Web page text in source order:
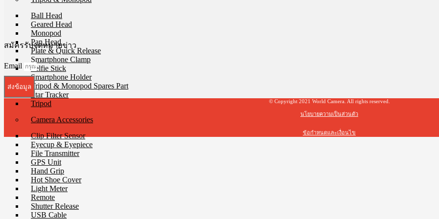
Ball Head
Geared Head
Monopod
Pan Head
Plate & Quick Release
Smartphone Clamp
Selfie Stick
Smartphone Holder
Tripod & Monopod Spares Part
Star Tracker
Tripod
Camera Accessories
Clip Filter Sensor
Eyecup & Eyepiece
File Transmitter
GPS Unit
Hand Grip
Hot Shoe Cover
Light Meter
Remote
Shutter Release
USB Cable
สมัครรับจดหมายข่าว
Email
ส่งข้อมูล
© Copyright 2021 World Camera. All rights reserved.
นโยบายความเป็นส่วนตัว
ข้อกำหนดและเงื่อนไข